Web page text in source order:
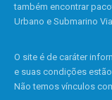
também encontrar
Urbano e Submarino
O site é de caráter
e suas condições
Não temos vínculos